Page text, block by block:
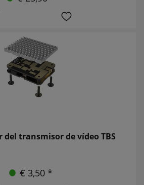
del transmisor de vídeo TBS
€ 3,50 *